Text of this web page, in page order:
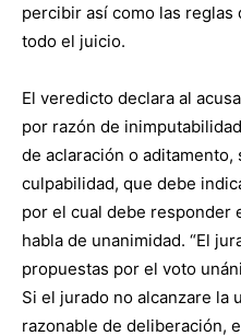
percibir así como las
todo el juicio.
El veredicto declara al
por razón de
de aclaración o
culpabilidad, que debe
por el cual debe responder
habla de unanimidad. “El
propuestas por el voto
Si el jurado no alcanzare la
razonable de deliberación,